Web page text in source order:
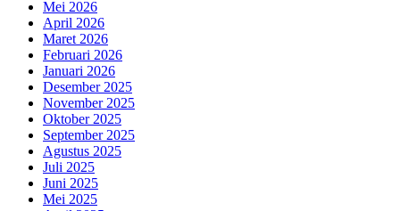
Mei 2026
April 2026
Maret 2026
Februari 2026
Januari 2026
Desember 2025
November 2025
Oktober 2025
September 2025
Agustus 2025
Juli 2025
Juni 2025
Mei 2025